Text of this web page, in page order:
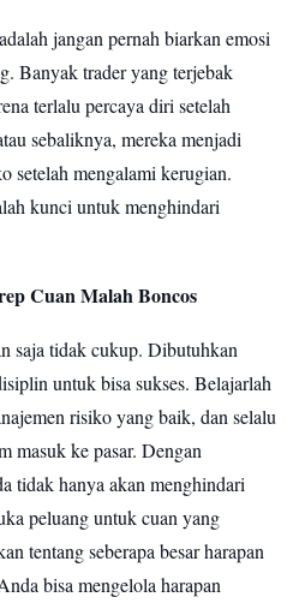
jangan pernah biarkan emosi
Banyak trader yang terjebak
terlalu percaya diri setelah
sebaliknya, mereka menjadi
setelah mengalami kerugian.
kunci untuk menghindari
Cuan Malah Boncos
saja tidak cukup. Dibutuhkan
untuk bisa sukses. Belajarlah
risiko yang baik, dan selalu
masuk ke pasar. Dengan
tidak hanya akan menghindari
peluang untuk cuan yang
tentang seberapa besar harapan
bisa mengelola harapan